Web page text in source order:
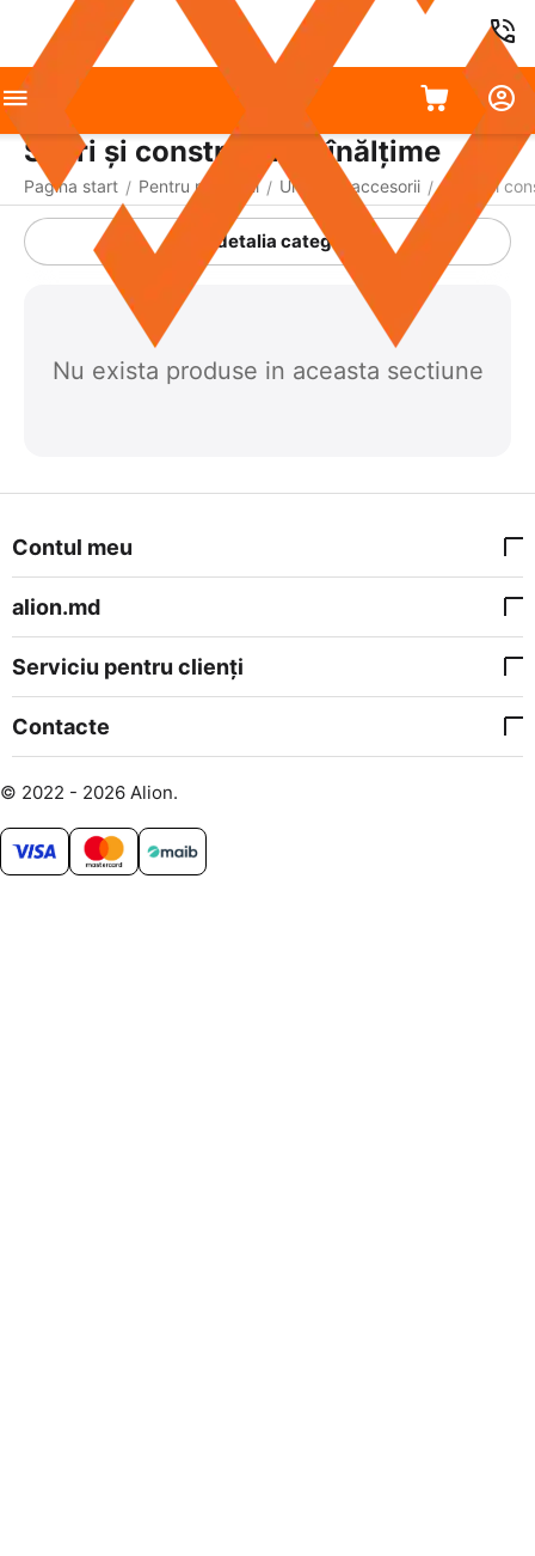
Scări și construcții la înălțime
Pagina start / Pentru reparații / Unelte și accesorii / Scări și
A detalia categoria
Nu exista produse in aceasta sectiune
Contul meu
alion.md
Serviciu pentru clienți
Contacte
© 2022 - 2026 Alion.